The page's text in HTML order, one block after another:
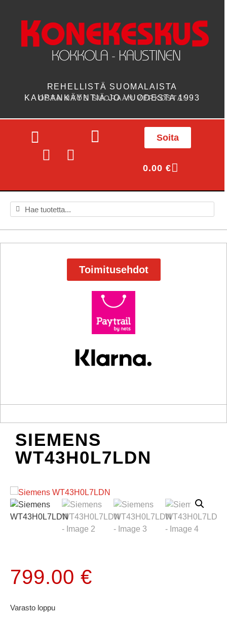
REHELLISTÄ SUOMALAISTA
KAUPANKÄYNTIÄ JO VUODESTA 1993
OSTA MYÖS SUORAAN VERKOSTA!
Soita
0.00 €
Toimitusehdot
SIEMENS
WT43H0L7LDN
799.00 €
Varasto loppu